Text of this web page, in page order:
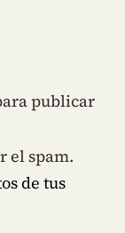
publicar
el spam.
de tus